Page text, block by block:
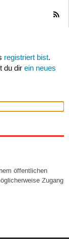
registriert bist.
du dir ein neues
öffentlichen
Zugang